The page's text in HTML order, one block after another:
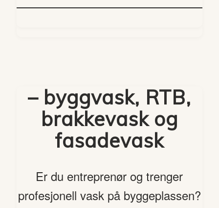
– byggvask, RTB,
brakkevask og
fasadevask
Er du entreprenør og trenger
profesjonell vask på byggeplassen?